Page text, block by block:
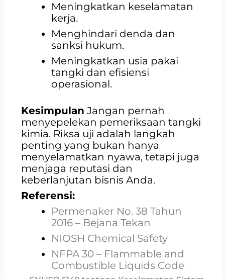
Meningkatkan keselamatan
kerja.
Menghindari denda dan
sanksi hukum.
Meningkatkan usia pakai
tangki dan efisiensi
operasional.
Kesimpulan Jangan pernah
menyepelekan pemeriksaan tangki
kimia. Riksa uji adalah langkah
penting yang bukan hanya
menyelamatkan nyawa, tetapi juga
menjaga reputasi dan
keberlanjutan bisnis Anda.
Referensi:
Permenaker No. 38 Tahun
2016 – Bejana Tekan
NIOSH Chemical Safety
NFPA 30 – Flammable and
Combustible Liquids Code